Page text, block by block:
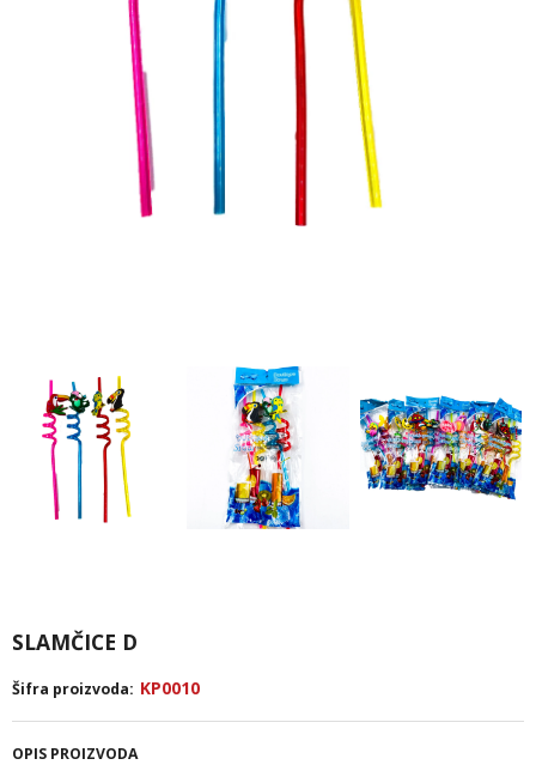
SLAMČICE D
Šifra proizvoda: KP0010
OPIS PROIZVODA